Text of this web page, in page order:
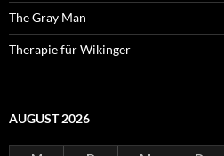
The Gray Man
Therapie für Wikinger
AUGUST 2026